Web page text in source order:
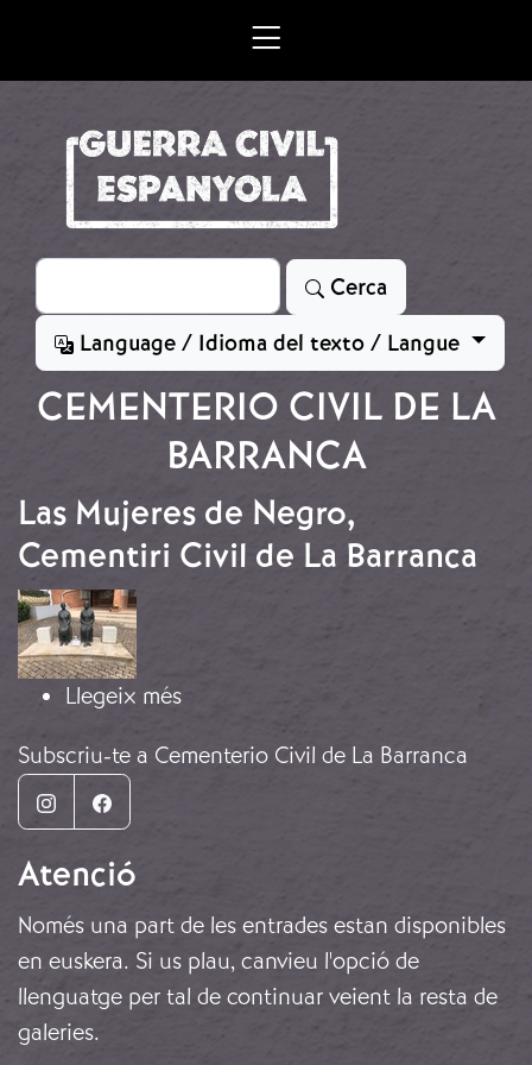
Cerca
Cerca
Language / Idioma del texto / Langue
CEMENTERIO CIVIL DE LA
BARRANCA
Las Mujeres de Negro,
Cementiri Civil de La Barranca
Imatge
Llegeix méssobre Las Mujeres de Negro,
Subscriu-te a Cementerio Civil de La Barranca
InstagramFacebook
Atenció
Només una part de les entrades estan disponibles
en euskera. Si us plau, canvieu l'opció de
llenguatge per tal de continuar veient la resta de
galeries.